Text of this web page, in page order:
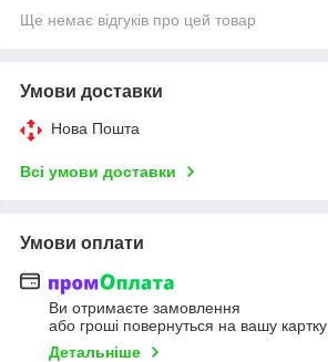
Ще немає відгуків про цей товар
Умови доставки
Нова Пошта
Всі умови доставки
Умови оплати
Ви отримаєте замовлення
або гроші повернуться на вашу картку
Детальніше